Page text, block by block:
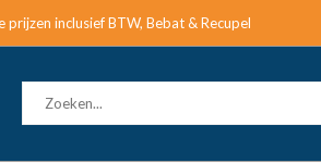
prijzen inclusief BTW, Bebat & Recupel